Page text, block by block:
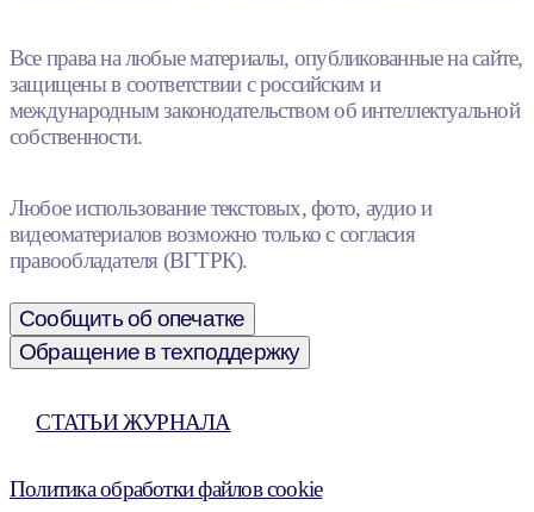
Все права на любые материалы, опубликованные на сайте,
защищены в соответствии с российским и
международным законодательством об интеллектуальной
собственности.
Любое использование текстовых, фото, аудио и
видеоматериалов возможно только с согласия
правообладателя (ВГТРК).
Сообщить об опечатке
Обращение в техподдержку
СТАТЬИ ЖУРНАЛА
Политика обработки файлов cookie